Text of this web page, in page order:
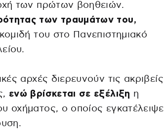
των πρώτων βοηθειών.
των τραυμάτων του,
του στο Πανεπιστημιακό
αρχές διερευνούν τις ακριβείς
ενώ βρίσκεται σε εξέλιξη η
οχήματος, ο οποίος εγκατέλειψε